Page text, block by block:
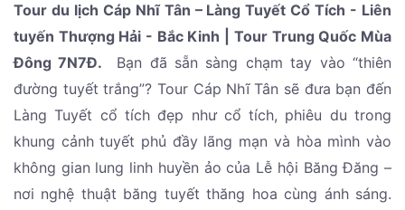
Tour du lịch Cáp Nhĩ Tân – Làng Tuyết Cổ Tích - Liên
tuyến Thượng Hải - Bắc Kinh | Tour Trung Quốc Mùa
Đông 7N7Đ.
Bạn đã sẵn sàng chạm tay vào “thiên
đường tuyết trắng”? Tour Cáp Nhĩ Tân sẽ đưa bạn đến
Làng Tuyết cổ tích đẹp như cổ tích, phiêu du trong
khung cảnh tuyết phủ đầy lãng mạn và hòa mình vào
không gian lung linh huyền ảo của Lễ hội Băng Đăng –
nơi nghệ thuật băng tuyết thăng hoa cùng ánh sáng.